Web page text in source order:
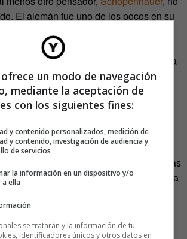
El alemán fue uno de los pocos en su
ubicar «el verdadero corazón» de la
Pero no fue la teoría de este filósofo la
el pensamiento mayoritario. Fue la de
Y desde entonces la arrastramos. En
de la editorial Zone Books, «la
día se remonta al siglo XIX».
«Con un bazar infinito de ofertas
perpetuamente, el 24/7 desactiva
de lo que muchos afirman, no
mentales y perceptivas de las
un modo de navegación
mediante la aceptación de
con los siguientes fines:
y contenido personalizados, medición de
y contenido, investigación de audiencia y
de servicios
la información en un dispositivo y/o
a ella
se tratarán y la información de tu
identificadores únicos y otros datos en